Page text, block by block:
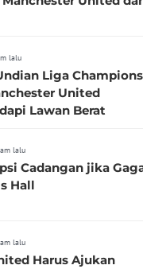
lalu
Liga Champions
United
Lawan Berat
lalu
Cadangan jika
Hall
lalu
Harus Ajukan